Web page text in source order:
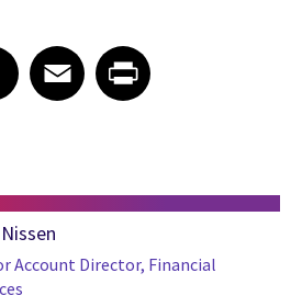
on Facebook
Facebook
Share article on Email
EmailShare article on Print
Account Director, Financial